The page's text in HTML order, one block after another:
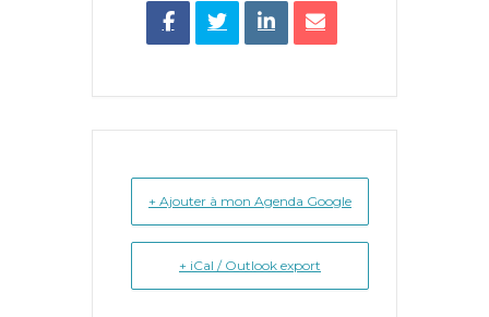
+ Ajouter à mon Agenda Google
+ iCal / Outlook export